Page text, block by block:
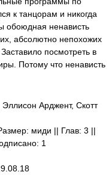
к танцорам и никогда
обоюдная ненависть
абсолютно непохожих
посмотреть в
Потому что ненависть
Арджент, Скотт
миди || Глав: 3 ||
1